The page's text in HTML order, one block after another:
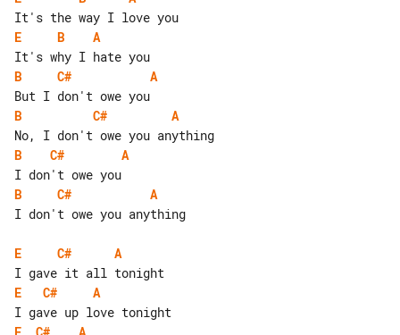
E
B
A
B
C#
A
B
C#
A
B
C#
A
B
C#
A
I don't owe you anything
E C#
A
E
C#
A